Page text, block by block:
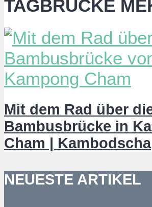
TAGBRÜCKE
Mit dem Rad über
Bambusbrücke in
Cham | Kambodscha
NEUESTE ARTIKEL